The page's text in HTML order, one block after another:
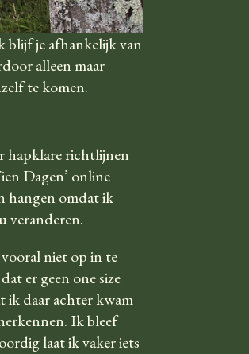
blijf je afhankelijk van
alleen maar
te komen.
hapklare richtlijnen
Dagen’ online
hangen omdat ik
veranderen.
niet op in te
er geen one size
ik daar achter kwam
Ik bleef
laat ik vaker iets